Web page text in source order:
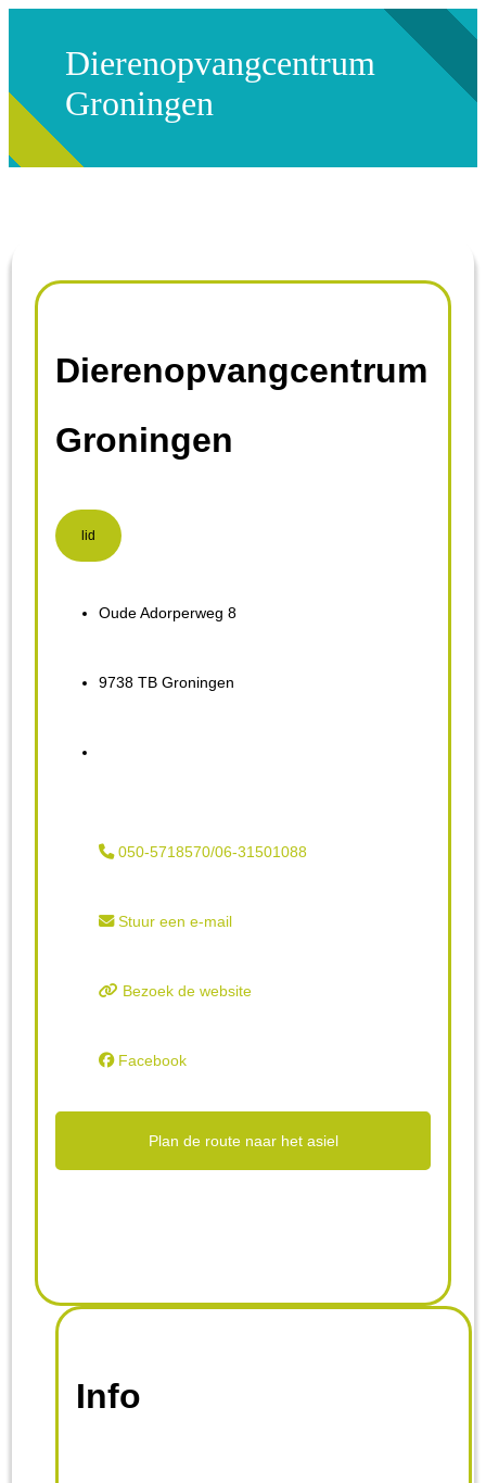
Dierenopvangcentrum
Groningen
Dierenopvangcentrum
Groningen
lid
Oude Adorperweg 8
9738 TB Groningen
050-5718570/06-31501088
Stuur een e-mail
Bezoek de website
Facebook
Plan de route naar het asiel
Info